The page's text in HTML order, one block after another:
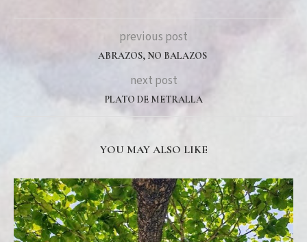
previous post
ABRAZOS, NO BALAZOS
next post
PLATO DE METRALLA
YOU MAY ALSO LIKE